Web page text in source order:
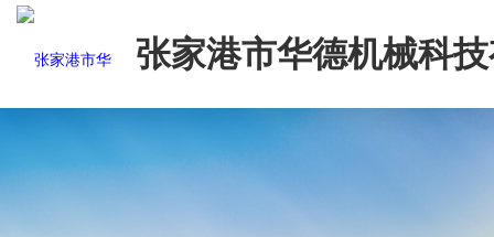
张家港市华德机械科
司